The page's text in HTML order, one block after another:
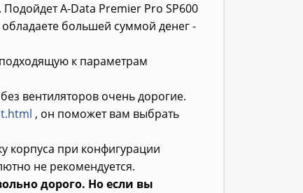
A-Data Premier Pro SP600
большей суммой денег -
к параметрам
вентиляторов очень дорогие.
, он поможет вам выбрать
корпуса при конфигурации
не рекомендуется.
дорого. Но если вы